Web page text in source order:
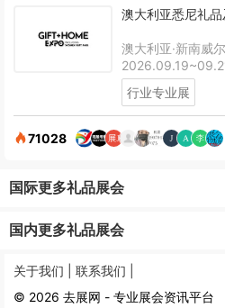
澳大利亚悉尼礼
澳大利亚·新南威
行业专业展
71028
国际更多礼品展会
国内更多礼品展会
关于我们 | 联系我们 |
© 2026 去展网 - 专业展会资讯平台